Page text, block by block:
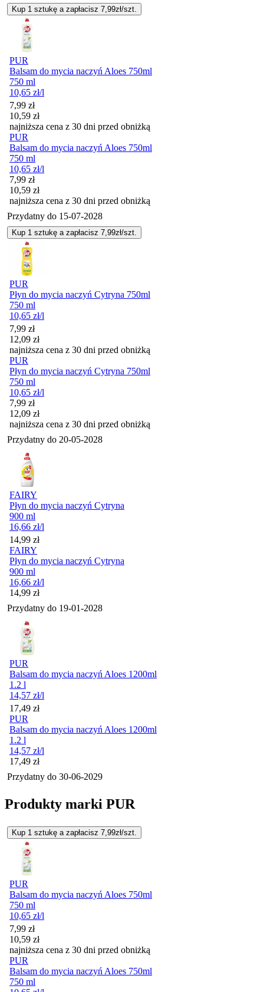
Kup 1 sztukę a zapłacisz 7,99zł/szt.
PUR
Balsam do mycia naczyń Aloes 750ml
750 ml
10,65 zł/l
Cena promocyjna
7,99 zł
10,59 zł
najniższa cena z 30 dni przed obniżką
PUR
Balsam do mycia naczyń Aloes 750ml
750 ml
10,65 zł/l
Cena promocyjna
7,99 zł
10,59 zł
najniższa cena z 30 dni przed obniżką
Przydatny do 15-07-2028
Kup 1 sztukę a zapłacisz 7,99zł/szt.
PUR
Płyn do mycia naczyń Cytryna 750ml
750 ml
10,65 zł/l
Cena promocyjna
7,99 zł
12,09 zł
najniższa cena z 30 dni przed obniżką
PUR
Płyn do mycia naczyń Cytryna 750ml
750 ml
10,65 zł/l
Cena promocyjna
7,99 zł
12,09 zł
najniższa cena z 30 dni przed obniżką
Przydatny do 20-05-2028
FAIRY
Płyn do mycia naczyń Cytryna
900 ml
16,66 zł/l
Cena
14,99 zł
FAIRY
Płyn do mycia naczyń Cytryna
900 ml
16,66 zł/l
Cena
14,99 zł
Przydatny do 19-01-2028
PUR
Balsam do mycia naczyń Aloes 1200ml
1.2 l
14,57 zł/l
Cena
17,49 zł
PUR
Balsam do mycia naczyń Aloes 1200ml
1.2 l
14,57 zł/l
Cena
17,49 zł
Przydatny do 30-06-2029
Produkty marki PUR
Kup 1 sztukę a zapłacisz 7,99zł/szt.
PUR
Balsam do mycia naczyń Aloes 750ml
750 ml
10,65 zł/l
Cena promocyjna
7,99 zł
10,59 zł
najniższa cena z 30 dni przed obniżką
PUR
Balsam do mycia naczyń Aloes 750ml
750 ml